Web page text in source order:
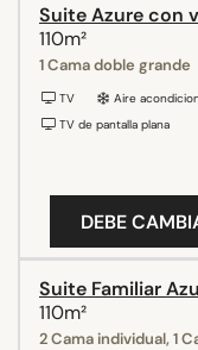
Suite Azure con
110m²
1 Cama doble grande
TV Aire
TV de pantalla plana
DEBE
Suite Familiar
110m²
2 Cama individual, 1